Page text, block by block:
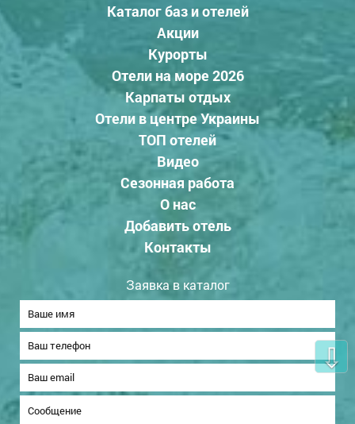
Каталог баз и отелей
Акции
Курорты
Отели на море 2026
Карпаты отдых
Отели в центре Украины
ТОП отелей
Видео
Сезонная работа
О нас
Добавить отель
Контакты
Заявка в каталог
⇩